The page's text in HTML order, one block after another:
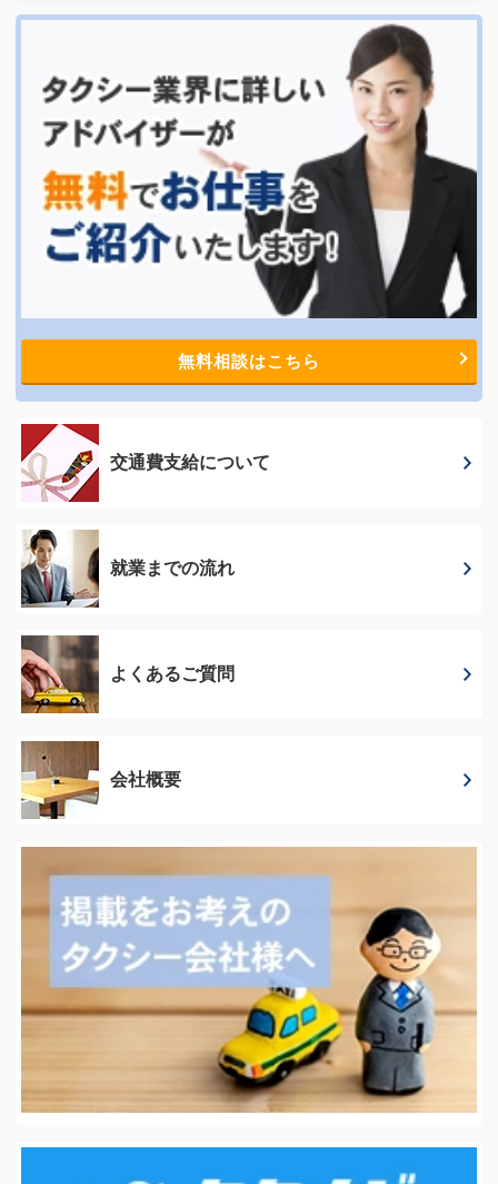
無料相談はこちら
交通費支給について
就業までの流れ
よくあるご質問
会社概要